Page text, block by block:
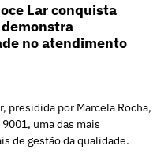
Lar conquista
no atendimento
presidida por Marcela Rocha,
uma das mais
de gestão da qualidade.